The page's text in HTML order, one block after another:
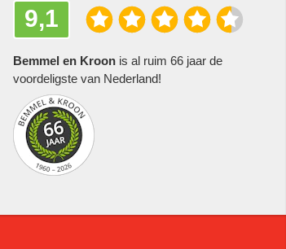
9,1
Bemmel en Kroonis al ruim 66 jaar de
voordeligste van Nederland!